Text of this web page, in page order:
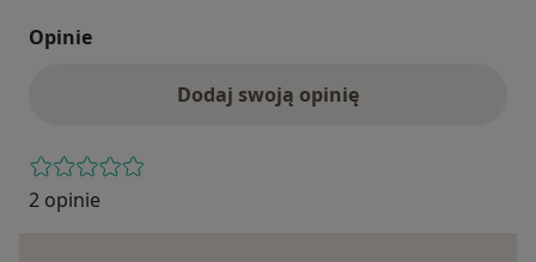
Opinie
Dodaj swoją opinię
2 opinie